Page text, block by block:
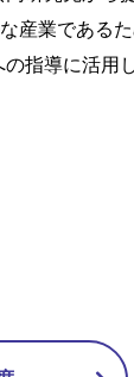
産業である
指導に活用